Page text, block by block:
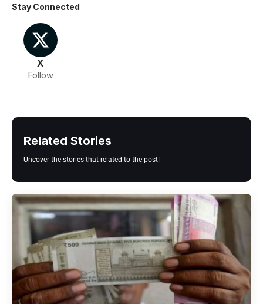
Stay Connected
X
Follow
Related Stories
Uncover the stories that related to the post!